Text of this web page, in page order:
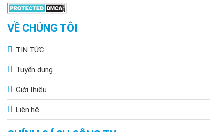
VỀ CHÚNG TÔI
TIN TỨC
Tuyển dụng
Giới thiệu
Liên hệ